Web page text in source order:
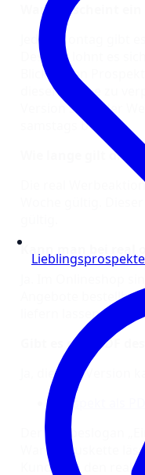
Wann erscheint
Jeden Montag gibt
Deshalb lohnt es
Blick in den
dieser Woche zu
Version steht der
samstags bereit.
Wie lange gilt die
Die real
Woche gültig.
Kann man bei real
Ja. Im Onlineshop
Angebote
liefern lassen
Gibt es eine PDF
Ja, die PDF-Version
Prospekt als
Der Werbeslogan
Warenhauskette
Kunden in den real
Lieblingsprospekte